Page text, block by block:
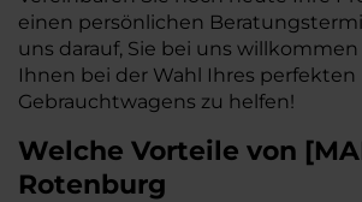
einen persönlichen
uns darauf, Sie bei uns
Ihnen bei der Wahl Ihres perfekten
Gebrauchtwagens zu helfen!
Welche Vorteile von [
Rotenburg